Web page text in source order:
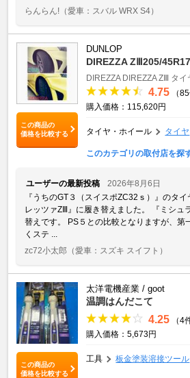
らんらん! （愛車：スバル WRX S4）
この商品の
価格を比較する
DUNLOP
DIREZZA ZⅢ205/45R17
DIREZZA DIREZZA ZⅢ タイ
4.75
（
購入価格：115,620円
タイヤ・ホイール タイヤ
このカテゴリの取付店を探
ユーザーの最新投稿
2026年8月6日
『うちのGT３（スイスポZC32ｓ）』のタ
レッツァZⅢ』に履き替えました。 『ミシュ
替えです。 PS５との比較となりますが、
くステ ...
zc72小太郎 （愛車：スズキ スイフト）
この商品の
価格を比較する
太洋電機産業 / goot
温調はんだこて
4.25
（4
購入価格：5,673円
工具 板金塗装溶接ツール